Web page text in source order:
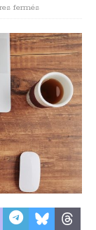
fermés